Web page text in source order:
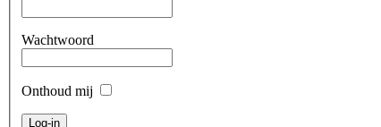
Wachtwoord
Onthoud mij